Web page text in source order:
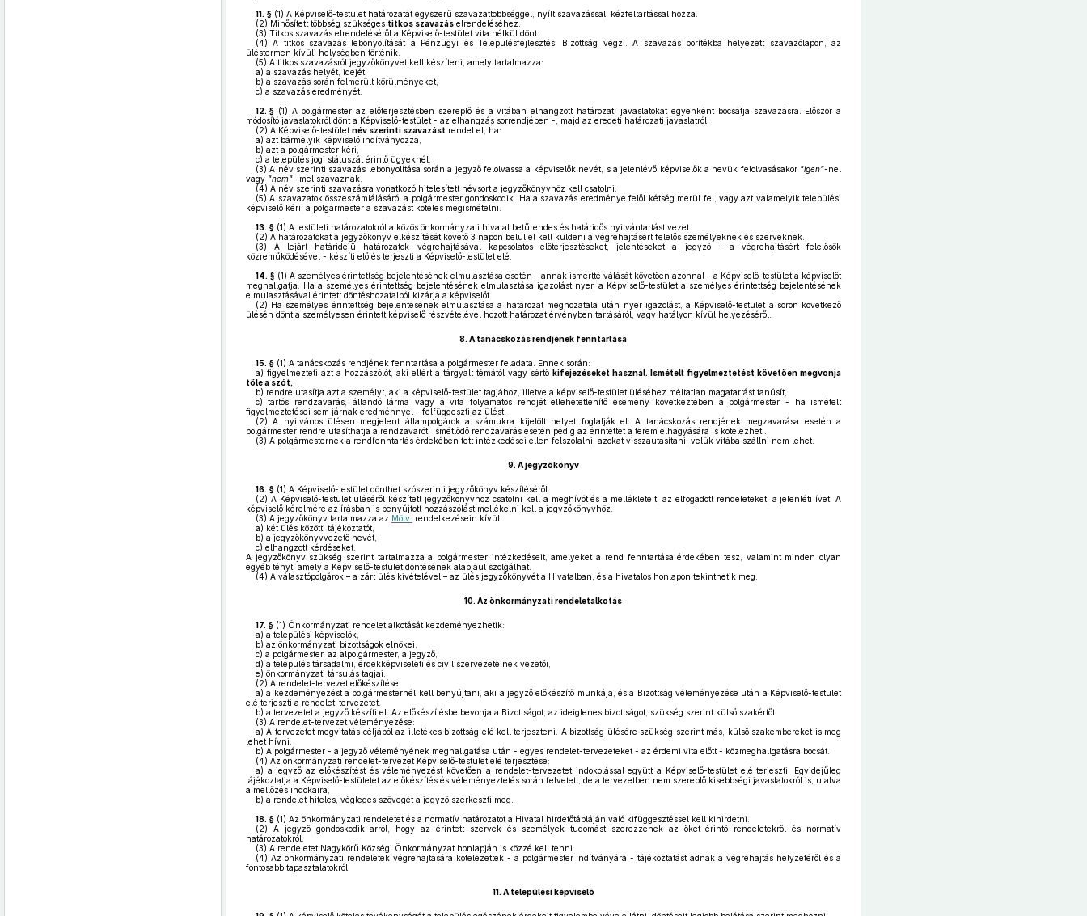
11. §(1) A Képviselő-testület határozatát egyszerű szavazattöbbséggel, nyílt szavazással, kézfeltartással hozza.
(2) Minősített többség szükséges titkos szavazáselrendeléséhez.
(3) Titkos szavazás elrendeléséről a Képviselő-testület vita nélkül dönt.
(4) A titkos szavazás lebonyolítását a Pénzügyi és Településfejlesztési Bizottság végzi. A szavazás borítékba helyezett szavazólapon, az
üléstermen kívüli helységben történik.
(5) A titkos szavazásról jegyzőkönyvet kell készíteni, amely tartalmazza:
a) a szavazás helyét, idejét,
b) a szavazás során felmerült körülményeket,
c) a szavazás eredményét.
12. §(1) A polgármester az előterjesztésben szereplő és a vitában elhangzott határozati javaslatokat egyenként bocsátja szavazásra. Először a
módosító javaslatokról dönt a Képviselő-testület - az elhangzás sorrendjében -, majd az eredeti határozati javaslatról.
(2) A Képviselő-testület név szerinti szavazást rendel el, ha:
a) azt bármelyik képviselő indítványozza,
b) azt a polgármester kéri,
c) a település jogi státuszát érintő ügyeknél.
(3) A név szerinti szavazás lebonyolítása során a jegyző felolvassa a képviselők nevét, s a jelenlévő képviselők a nevük felolvasásakor "igen"-nel
vagy "nem"-mel szavaznak.
(4) A név szerinti szavazásra vonatkozó hitelesített névsort a jegyzőkönyvhöz kell csatolni.
(5) A szavazatok összeszámlálásáról a polgármester gondoskodik. Ha a szavazás eredménye felől kétség merül fel, vagy azt valamelyik települési
képviselő kéri, a polgármester a szavazást köteles megismételni.
13. §(1) A testületi határozatokról a közös önkormányzati hivatal betűrendes és határidős nyilvántartást vezet.
(2) A határozatokat a jegyzőkönyv elkészítését követő 3 napon belül el kell küldeni a végrehajtásért felelős személyeknek és szerveknek.
(3) A lejárt határidejű határozatok végrehajtásával kapcsolatos előterjesztéseket, jelentéseket a jegyző – a végrehajtásért felelősök
közreműködésével - készíti elő és terjeszti a Képviselő-testület elé.
14. §(1) A személyes érintettség bejelentésének elmulasztása esetén – annak ismertté válását követően azonnal - a Képviselő-testület a képviselőt
meghallgatja. Ha a személyes érintettség bejelentésének elmulasztása igazolást nyer, a Képviselő-testület a személyes érintettség bejelentésének
elmulasztásával érintett döntéshozatalból kizárja a képviselőt.
(2) Ha személyes érintettség bejelentésének elmulasztása a határozat meghozatala után nyer igazolást, a Képviselő-testület a soron következő
ülésén dönt a személyesen érintett képviselő részvételével hozott határozat érvényben tartásáról, vagy hatályon kívül helyezéséről.
8. A tanácskozás rendjének fenntartása
15. §(1) A tanácskozás rendjének fenntartása a polgármester feladata. Ennek során:
a) figyelmezteti azt a hozzászólót, aki eltért a tárgyalt témától vagy sértőkifejezéseket használ. Ismételt figyelmeztetést követően megvonja
tőle a szót,
b) rendre utasítja azt a személyt, aki a képviselő-testület tagjához, illetve a képviselő-testület üléséhez méltatlan magatartást tanúsít,
c) tartós rendzavarás, állandó lárma vagy a vita folyamatos rendjét ellehetetlenítő esemény következtében a polgármester - ha ismételt
figyelmeztetései sem járnak eredménnyel - felfüggeszti az ülést.
(2) A nyilvános ülésen megjelent állampolgárok a számukra kijelölt helyet foglalják el. A tanácskozás rendjének megzavarása esetén a
polgármester rendre utasíthatja a rendzavarót, ismétlődő rendzavarás esetén pedig az érintettet a terem elhagyására is kötelezheti.
(3) A polgármesternek a rendfenntartás érdekében tett intézkedései ellen felszólalni, azokat visszautasítani, velük vitába szállni nem lehet.
9. A jegyzőkönyv
16. §(1) A Képviselő-testület dönthet szószerinti jegyzőkönyv készítéséről.
(2) A Képviselő-testület üléséről készített jegyzőkönyvhöz csatolni kell a meghívót és a mellékleteit, az elfogadott rendeleteket, a jelenléti ívet. A
képviselő kérelmére az írásban is benyújtott hozzászólást mellékelni kell a jegyzőkönyvhöz.
(3) A jegyzőkönyv tartalmazza az Mötv. rendelkezésein kívül
a) két ülés közötti tájékoztatót,
b) a jegyzőkönyvvezető nevét,
c) elhangzott kérdéseket.
A jegyzőkönyv szükség szerint tartalmazza a polgármester intézkedéseit, amelyeket a rend fenntartása érdekében tesz, valamint minden olyan
egyéb tényt, amely a Képviselő-testület döntésének alapjául szolgálhat.
(4) A választópolgárok – a zárt ülés kivételével – az ülés jegyzőkönyvét a Hivatalban, és a hivatalos honlapon tekinthetik meg.
10. Az önkormányzati rendeletalkotás
17. §(1) Önkormányzati rendelet alkotását kezdeményezhetik:
a) a települési képviselők,
b) az önkormányzati bizottságok elnökei,
c) a polgármester, az alpolgármester, a jegyző,
d) a település társadalmi, érdekképviseleti és civil szervezeteinek vezetői,
e) önkormányzati társulás tagjai.
(2) A rendelet-tervezet előkészítése:
a) a kezdeményezést a polgármesternél kell benyújtani, aki a jegyző előkészítő munkája, és a Bizottság véleményezése után a Képviselő-testület
elé terjeszti a rendelet-tervezetet.
b) a tervezetet a jegyző készíti el. Az előkészítésbe bevonja a Bizottságot, az ideiglenes bizottságot, szükség szerint külső szakértőt.
(3) A rendelet-tervezet véleményezése:
a) A tervezetet megvitatás céljából az illetékes bizottság elé kell terjeszteni. A bizottság ülésére szükség szerint más, külső szakembereket is meg
lehet hívni.
b) A polgármester - a jegyző véleményének meghallgatása után - egyes rendelet-tervezeteket - az érdemi vita előtt - közmeghallgatásra bocsát.
(4) Az önkormányzati rendelet-tervezet Képviselő-testület elé terjesztése:
a) a jegyző az előkészítést és véleményezést követően a rendelet-tervezetet indokolással együtt a Képviselő-testület elé terjeszti. Egyidejűleg
tájékoztatja a Képviselő-testületet az előkészítés és véleményeztetés során felvetett, de a tervezetben nem szereplő kisebbségi javaslatokról is, utalva
a mellőzés indokaira,
b) a rendelet hiteles, végleges szövegét a jegyző szerkeszti meg.
18. §(1) Az önkormányzati rendeletet és a normatív határozatot a Hivatal hirdetőtábláján való kifüggesztéssel kell kihirdetni.
(2) A jegyző gondoskodik arról, hogy az érintett szervek és személyek tudomást szerezzenek az őket érintő rendeletekről és normatív
határozatokról.
(3) A rendeletet Nagykörű Községi Önkormányzat honlapján is közzé kell tenni.
(4) Az önkormányzati rendeletek végrehajtására kötelezettek - a polgármester indítványára - tájékoztatást adnak a végrehajtás helyzetéről és a
fontosabb tapasztalatokról.
11. A települési képviselő